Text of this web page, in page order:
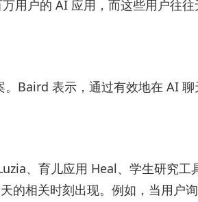
用户的 AI 应用，而这些用户往
Baird 表示，通过有效地在 AI
、育儿应用 Heal、学生研
的相关时刻出现。例如，当用